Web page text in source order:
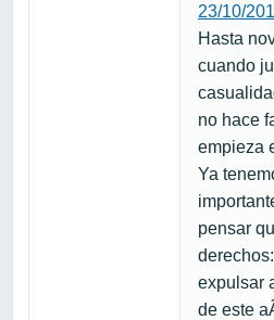
23/10/
Hasta
cuando
no hace
empieza
Ya
pensar
expulsar
de este